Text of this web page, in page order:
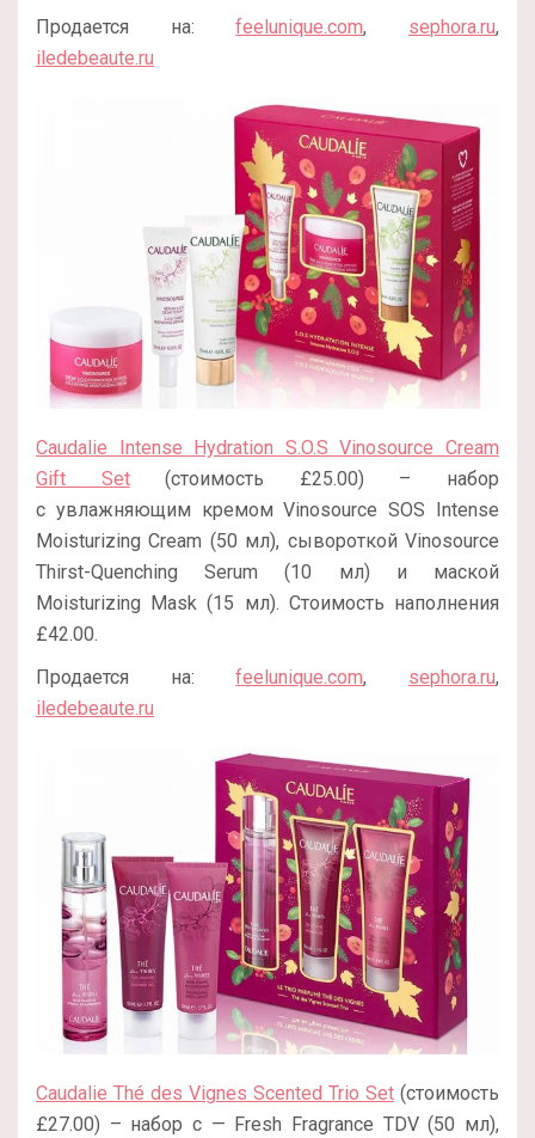
Продается на:feelunique.com, sephora.ru,
iledebeaute.ru
Caudalie Intense Hydration S.O.S Vinosource Cream
Gift Set(стоимость £25.00) – набор
с увлажняющим кремом Vinosource SOS Intense
Moisturizing Cream (50 мл), сывороткой Vinosource
Thirst-Quenching Serum (10 мл) и маской
Moisturizing Mask (15 мл). Стоимость наполнения
£42.00.
Продается на:feelunique.com, sephora.ru,
iledebeaute.ru
Caudalie Thé des Vignes Scented Trio Set (стоимость
£27.00) – набор с — Fresh Fragrance TDV (50 мл),